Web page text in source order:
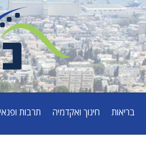
בריאות חינוך ואקדמיה תרבות ופנאי